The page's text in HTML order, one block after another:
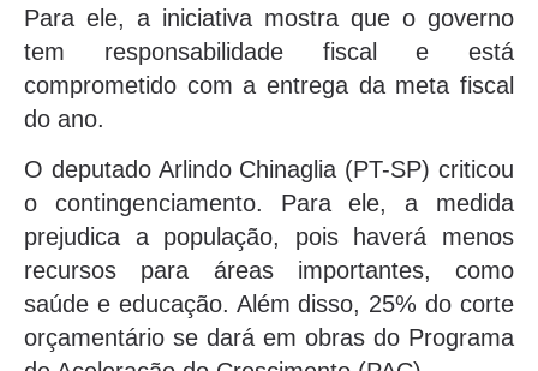
Para ele, a iniciativa mostra que o governo
tem responsabilidade fiscal e está
comprometido com a entrega da meta fiscal
do ano.
O deputado Arlindo Chinaglia (PT-SP) criticou
o contingenciamento. Para ele, a medida
prejudica a população, pois haverá menos
recursos para áreas importantes, como
saúde e educação. Além disso, 25% do corte
orçamentário se dará em obras do Programa